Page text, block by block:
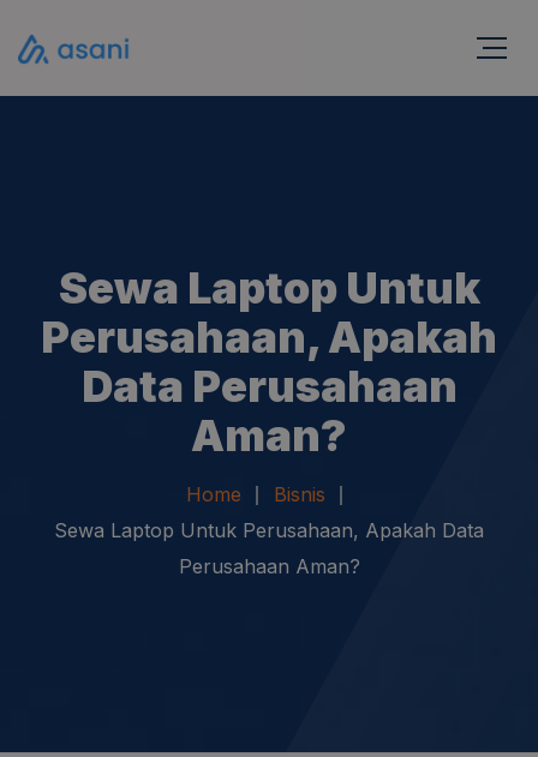
Sewa Laptop Untuk
Perusahaan, Apakah
Data Perusahaan
Aman?
Home
Bisnis
Sewa Laptop Untuk Perusahaan, Apakah Data
Perusahaan Aman?